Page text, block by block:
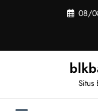
08/
Situs